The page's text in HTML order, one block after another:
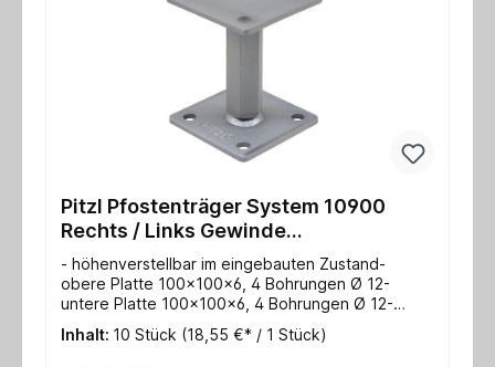
Pitzl Pfostenträger System 10900
Rechts / Links Gewinde
Verstellbereich 122-182 mm, ZiNip
- höhenverstellbar im eingebauten Zustand-
obere Platte 100x100x6, 4 Bohrungen Ø 12-
untere Platte 100x100x6, 4 Bohrungen Ø 12-
Gewinde M20- wird mit 4 Vollgewinde Ø 10x120
mm befestigt- max. charakteristische
Inhalt: 10 Stück (18,55 €* / 1 Stück)